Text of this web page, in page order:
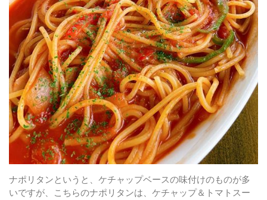
ナポリタンというと、ケチャップベースの味付けのものが多
いですが、こちらのナポリタンは、ケチャップ＆トマトスー